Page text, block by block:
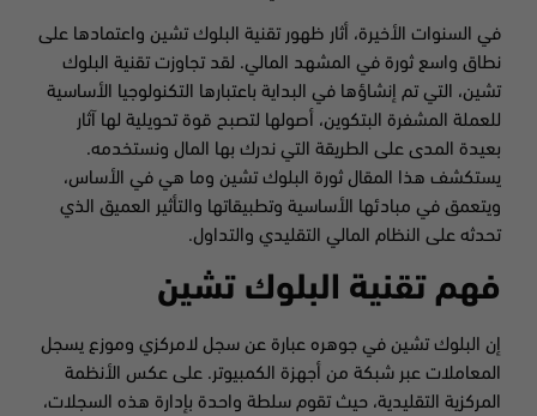
في السنوات الأخيرة، أثار ظهور تقنية البلوك تشين واعتمادها على
نطاق واسع ثورة في المشهد المالي. لقد تجاوزت تقنية البلوك
تشين، التي تم إنشاؤها في البداية باعتبارها التكنولوجيا الأساسية
للعملة المشفرة البتكوين، أصولها لتصبح قوة تحويلية لها آثار
بعيدة المدى على الطريقة التي ندرك بها المال ونستخدمه.
يستكشف هذا المقال ثورة البلوك تشين وما هي في الأساس،
ويتعمق في مبادئها الأساسية وتطبيقاتها والتأثير العميق الذي
تحدثه على النظام المالي التقليدي والتداول.
فهم تقنية البلوك تشين
إن البلوك تشين في جوهره عبارة عن سجل لامركزي وموزع يسجل
المعاملات عبر شبكة من أجهزة الكمبيوتر. على عكس الأنظمة
المركزية التقليدية، حيث تقوم سلطة واحدة بإدارة هذه السجلات،